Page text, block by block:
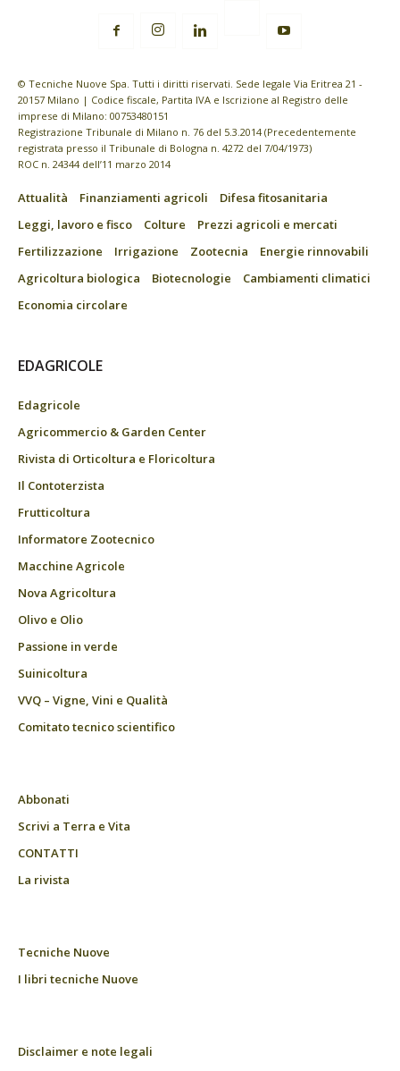
© Tecniche Nuove Spa. Tutti i diritti riservati. Sede legale Via Eritrea 21 -
20157 Milano | Codice fiscale, Partita IVA e Iscrizione al Registro delle
imprese di Milano: 00753480151
Registrazione Tribunale di Milano n. 76 del 5.3.2014 (Precedentemente
registrata presso il Tribunale di Bologna n. 4272 del 7/04/1973)
ROC n. 24344 dell’11 marzo 2014
Attualità Finanziamenti agricoli
Difesa fitosanitaria
Leggi, lavoro e fisco
Colture
Prezzi agricoli e mercati
Fertilizzazione
Irrigazione Zootecnia
Energie rinnovabili
Agricoltura biologica
Biotecnologie
Cambiamenti climatici
Economia circolare
EDAGRICOLE
Edagricole
Agricommercio & Garden Center
Rivista di Orticoltura e Floricoltura
Il Contoterzista
Frutticoltura
Informatore Zootecnico
Macchine Agricole
Nova Agricoltura
Olivo e Olio
Passione in verde
Suinicoltura
VVQ – Vigne, Vini e Qualità
Comitato tecnico scientifico
Abbonati
Scrivi a Terra e Vita
CONTATTI
La rivista
Tecniche Nuove
I libri tecniche Nuove
Disclaimer e note legali